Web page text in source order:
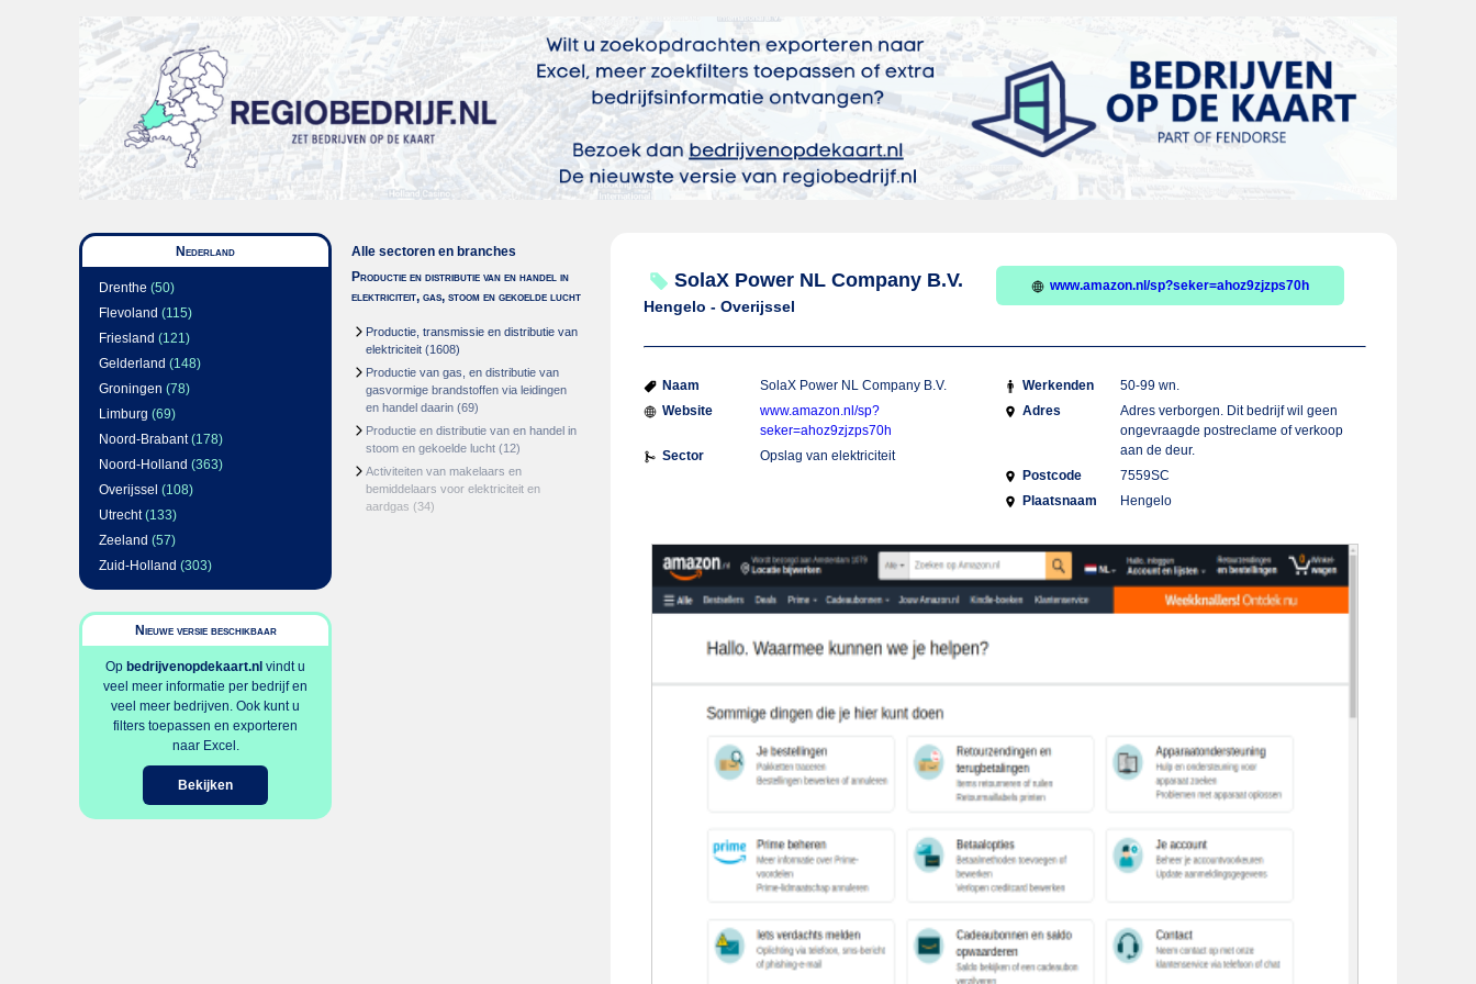
Nederland
Drenthe (50)
Flevoland (115)
Friesland (121)
Gelderland (148)
Groningen (78)
Limburg (69)
Noord-Brabant(178)
Noord-Holland (363)
Overijssel (108)
Utrecht(133)
Zeeland (57)
Zuid-Holland (303)
Nieuwe versie beschikbaar
Op bedrijvenopdekaart.nl vindt u
veel meer informatie per bedrijf en
veel meer bedrijven. Ook kunt u
filters toepassen en exporteren
naar Excel.
Bekijken
Alle sectoren en branches
Productie en distributie van en handel in
elektriciteit, gas, stoom en gekoelde lucht
Productie, transmissie en distributie van
elektriciteit (1608)
Productie van gas, en distributie van
gasvormige brandstoffen via leidingen
en handel daarin (69)
Productie en distributie van en handel in
stoom en gekoelde lucht (12)
Activiteiten van makelaars en
bemiddelaars voor elektriciteit en
aardgas (34)
SolaX Power NL Company B.V.
Hengelo - Overijssel
www.amazon.nl/sp?seker=ahoz9zjzps70h
Naam
SolaX Power NL Company B.V.
Website
www.amazon.nl/sp?
seker=ahoz9zjzps70h
Sector
Opslag van elektriciteit
Werkenden
50-99 wn.
Adres
Adres verborgen. Dit bedrijf wil geen
ongevraagde postreclame of verkoop
aan de deur.
Postcode
7559SC
Plaatsnaam
Hengelo